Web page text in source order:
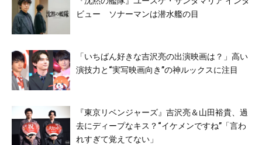
ビュー ソナーマンは潜水艦の目
「いちばん好きな吉沢亮の出演映画は？」高い
演技力と“実写映画向き”の神ルックスに注目
『東京リベンジャーズ』吉沢亮＆山田裕貴、過
去にディープなキス？“イケメンですね”「言わ
れすぎて覚えてない」